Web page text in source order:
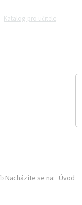
Katalog pro učitele
Nacházíte se na: Úvod